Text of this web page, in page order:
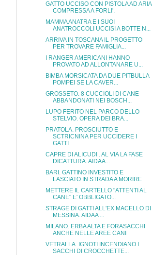
GATTO UCCISO CON PISTOLA AD ARIA
COMPRESSA A FORLI'.
MAMMA ANATRA E I SUOI
ANATROCCOLI UCCISI A BOTTE N...
ARRIVA IN TOSCANA IL PROGETTO
PER TROVARE FAMIGLIA...
I RANGER AMERICANI HANNO
PROVATO AD ALLONTANARE U...
BIMBA MORSICATA DA DUE PITBULLA
POMPEI SE LA CAVER...
GROSSETO. 8 CUCCIOLI DI CANE
ABBANDONATI NEI BOSCH...
LUPO FERITO NEL PARCO DELLO
STELVIO. OPERA DEI BRA...
PRATOLA. PROSCIUTTO E
SCTRICNINA PER UCCIDERE I
GATTI
CAPRE DI ALICUDI . AL VIA LA FASE
DICATTURA. AIDAA...
BARI. GATTINO INVESTITO E
LASCIATO IN STRADA A MORIRE
METTERE IL CARTELLO "ATTENTI AL
CANE" E' OBBLIGATO...
STRAGE DI GATTI ALL'EX MACELLO DI
MESSINA. AIDAA ...
MILANO. ERBA ALTA E FORASACCHI
ANCHE NELLE AREE CANI
VETRALLA. IGNOTI INCENDIANO I
SACCHI DI CROCCHETTE...